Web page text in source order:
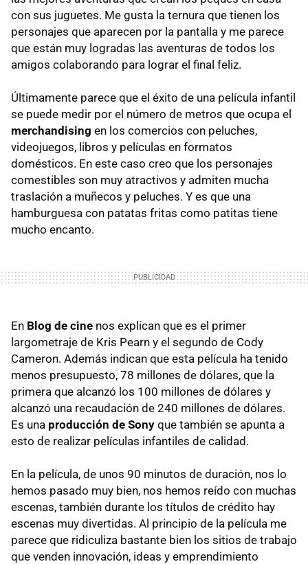
con sus juguetes. Me gusta la ternura que tienen los
personajes que aparecen por la pantalla y me parece
que están muy logradas las aventuras de todos los
amigos colaborando para lograr el final feliz.
Últimamente parece que el éxito de una película infantil
se puede medir por el número de metros que ocupa el
merchandising en los comercios con peluches,
videojuegos, libros y películas en formatos
domésticos. En este caso creo que los personajes
comestibles son muy atractivos y admiten mucha
traslación a muñecos y peluches. Y es que una
hamburguesa con patatas fritas como patitas tiene
mucho encanto.
En Blog de cine nos explican que es el primer
largometraje de Kris Pearn y el segundo de Cody
Cameron. Además indican que esta película ha tenido
menos presupuesto, 78 millones de dólares, que la
primera que alcanzó los 100 millones de dólares y
alcanzó una recaudación de 240 millones de dólares.
Es una producción de Sony que también se apunta a
esto de realizar películas infantiles de calidad.
En la película, de unos 90 minutos de duración, nos lo
hemos pasado muy bien, nos hemos reído con muchas
escenas, también durante los títulos de crédito hay
escenas muy divertidas. Al principio de la película me
parece que ridiculiza bastante bien los sitios de trabajo
que venden innovación, ideas y emprendimiento